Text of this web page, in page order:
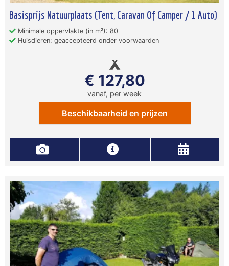
Basisprijs Natuurplaats (Tent, Caravan Of Camper / 1 Auto)
Minimale oppervlakte (in m²): 80
Huisdieren: geaccepteerd onder voorwaarden
€ 127,80
vanaf, per week
Beschikbaarheid en prijzen